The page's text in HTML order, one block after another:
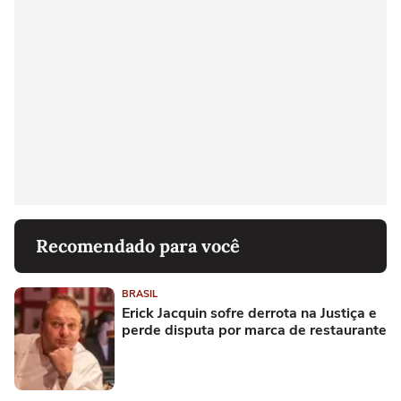
Recomendado para você
BRASIL
Erick Jacquin sofre derrota na Justiça e
perde disputa por marca de restaurante